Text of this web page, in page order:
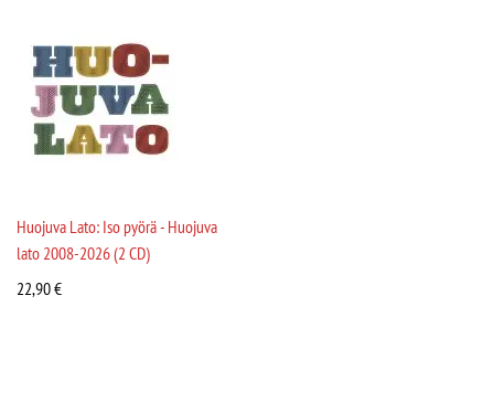
Huojuva Lato: Iso pyörä - Huojuva
lato 2008-2026 (2 CD)
22,90€